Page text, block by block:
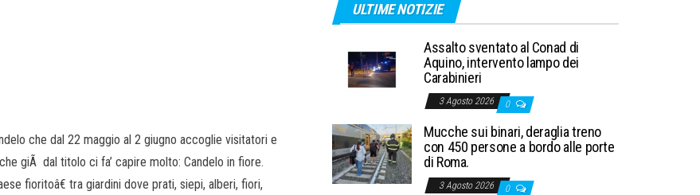
che dal 22 maggio al 2 giugno accoglie visitatori e
giÃ dal titolo ci fa’ capire molto: Candelo in fiore.
fioritoâ€ tra giardini dove prati, siepi, alberi, fiori,
ULTIME NOTIZIE
Assalto sventato al Conad di
Aquino, intervento lampo dei
Carabinieri
3 Agosto 2026 0
Mucche sui binari, deraglia treno
con 450 persone a bordo alle porte
di Roma.
3 Agosto 2026 0